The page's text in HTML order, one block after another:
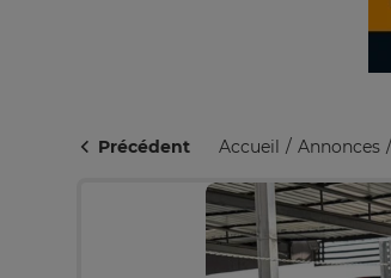
Précédent Accueil Annonces